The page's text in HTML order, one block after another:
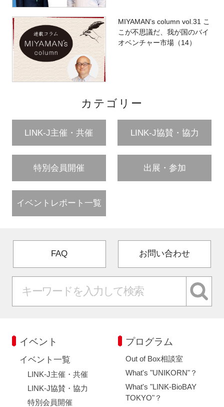
MIYAMAN's column vol.31 こ
こが不思議だ、我が国のバイ
オベンチャー市場（14）
カテゴリー
LINK-J主催・共催 LINK-J協賛・協力
特別会員開催 出展・参加
イベントレポート一覧
FAQ お問い合わせ
イベント
イベント一覧
LINK-J主催・共催
LINK-J協賛・協力
特別会員開催
プログラム
Out of Box相談室
What's "UNIKORN"？
What's "LINK-BioBAY
TOKYO"？